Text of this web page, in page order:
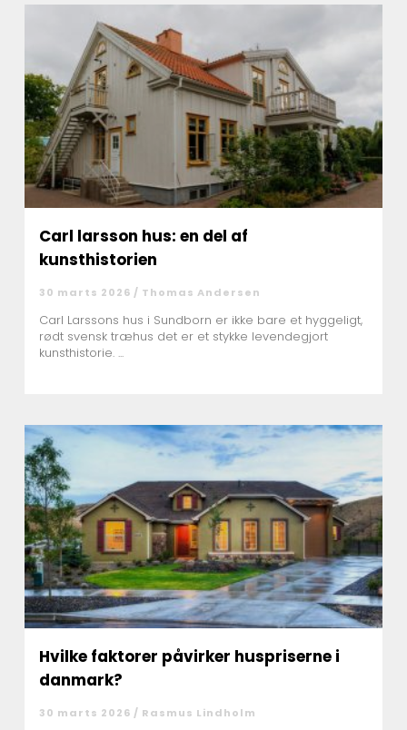
Carl larsson hus: en del af
kunsthistorien
30 marts 2026 / Thomas Andersen
Carl Larssons hus i Sundborn er ikke bare et hyggeligt,
rødt svensk træhus det er et stykke levendegjort
kunsthistorie. ...
Hvilke faktorer påvirker huspriserne i
danmark?
30 marts 2026 / Rasmus Lindholm